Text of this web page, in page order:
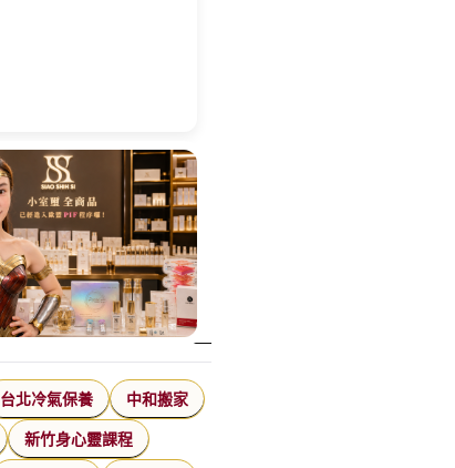
台北冷氣保養 中和搬家
新竹身心靈課程